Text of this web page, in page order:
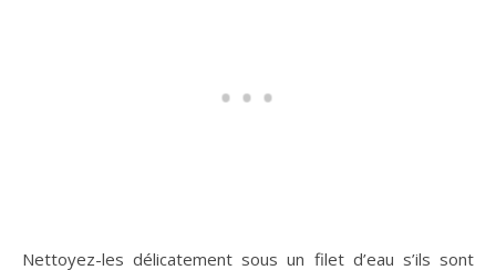
Nettoyez-les délicatement sous un filet d’eau s’ils sont